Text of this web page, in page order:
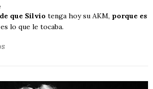
que Silvio tenga hoy su AKM, porque es
es lo que le tocaba.